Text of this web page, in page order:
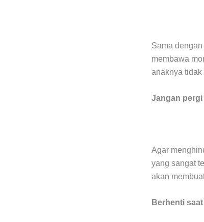
Sama
membawa
anaknya tidak
Jangan pergi
Agar
yang sangat
akan
Berhenti